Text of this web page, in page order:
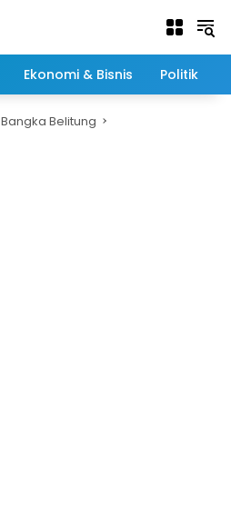
Ekonomi & Bisnis Politik
Bangka Belitung